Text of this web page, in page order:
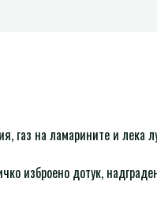
газ на ламарините и лека
изброено дотук,